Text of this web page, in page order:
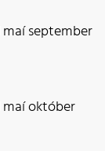
maíseptember
maíoktóber